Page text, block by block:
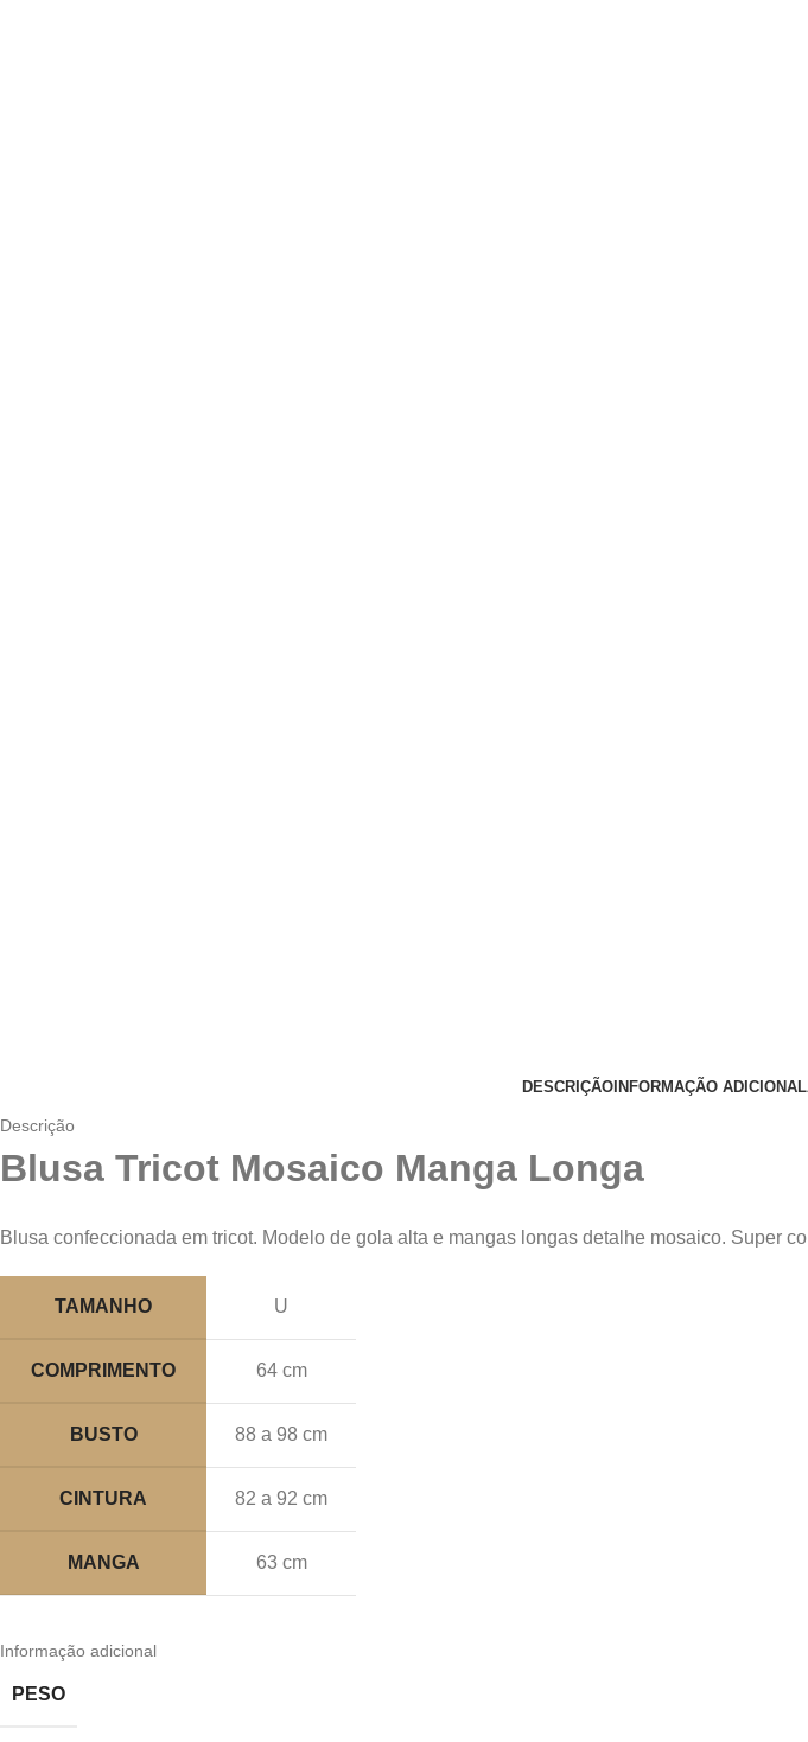
DESCRIÇÃO INFORMAÇÃO ADICIONAL
Descrição
Blusa Tricot Mosaico Manga Longa
Blusa confeccionada em tricot. Modelo de gola alta e mangas longas detalhe mosaico. Super
TAMANHO U
COMPRIMENTO 64 cm
BUSTO 88 a 98 cm
CINTURA 82 a 92 cm
MANGA 63 cm
Informação adicional
PESO